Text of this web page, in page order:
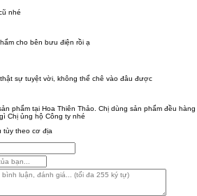
nhé
cho bên bưu điện rồi ạ
sự tuyệt vời, không thể chê vào đâu được
phẩm tại Hoa Thiên Thảo. Chị dùng sản phẩm đều hàng
Chị ủng hộ Công ty nhé
tùy theo cơ địa